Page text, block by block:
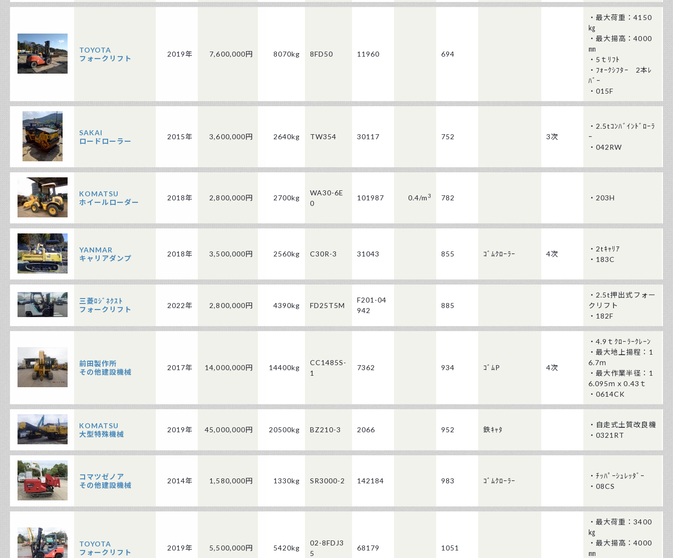
TOYOTA
フォークリフト
2019年 7,600,000円 8070kg 8FD50 11960 694
・最大荷重：4150
㎏
・最大揚高：4000
㎜
・5ｔﾘﾌﾄ
・ﾌｫｰｸｼﾌﾀｰ 2本ﾚ
ﾊﾞｰ
・015F
SAKAI
ロードローラー
2015年 3,600,000円 2640kg TW354 30117 752 3次
・2.5tｺﾝﾊﾞｲﾝﾄﾞﾛｰﾗ
ｰ
・042RW
KOMATSU
ホイールローダー
2018年 2,800,000円 2700kg
WA30-6E
0
101987 0.4/m 3 782 ・203H
YANMAR
キャリアダンプ
2018年 3,500,000円 2560kg C30R-3 31043 855 ｺﾞﾑｸﾛｰﾗｰ 4次
・2tｷｬﾘｱ
・183C
三菱ﾛｼﾞﾈｸｽﾄ
フォークリフト
2022年 2,800,000円 4390kg FD25T5M
F201-04
942
885
・2.5t押出式フォー
クリフト
・182F
前田製作所
その他建設機械
2017年 14,000,000円 14400kg
CC1485S-
1
7362 934 ｺﾞﾑP 4次
・4.9ｔｸﾛｰﾗｰｸﾚｰﾝ
・最大地上揚程：1
6.7ｍ
・最大作業半径：1
6.095ｍｘ0.43ｔ
・0614CK
KOMATSU
大型特殊機械
2019年 45,000,000円 20500kg BZ210-3 2066 952 鉄ｷｬﾀ
・自走式土質改良機
・0321RT
コマツゼノア
その他建設機械
2014年 1,580,000円 1330kg SR3000-2 142184 983 ｺﾞﾑｸﾛｰﾗｰ
・ﾁｯﾊﾟｰｼｭﾚｯﾀﾞｰ
・08CS
TOYOTA
フォークリフト
2019年 5,500,000円 5420kg
02-8FDJ3
5
68179 1051
・最大荷重：3400
㎏
・最大揚高：4000
㎜